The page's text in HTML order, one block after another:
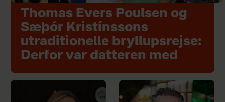
Thomas Evers Poulsen og
Sæþór Kristínssons
utraditionelle bryllupsrejse:
Derfor var datteren med